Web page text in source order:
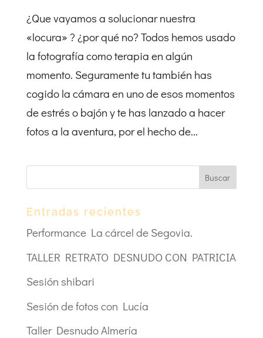
¿Que vayamos a solucionar nuestra
«locura» ? ¿por qué no? Todos hemos usado
la fotografía como terapia en algún
momento. Seguramente tu también has
cogido la cámara en uno de esos momentos
de estrés o bajón y te has lanzado a hacer
fotos a la aventura, por el hecho de...
Entradas recientes
Performance La cárcel de Segovia.
TALLER RETRATO DESNUDO CON PATRICIA
Sesión shibari
Sesión de fotos con Lucía
Taller Desnudo Almería